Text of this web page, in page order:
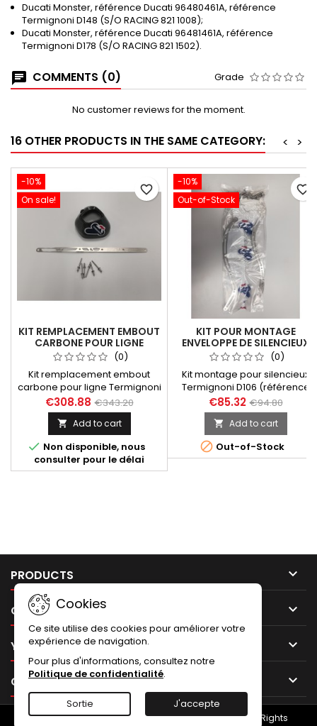
Ducati Monster, référence Ducati 96480461A, référence
Termignoni D148 (S/O RACING 821 1008);
Ducati Monster, référence Ducati 96481461A, référence
Termignoni D178 (S/O RACING 821 1502).
COMMENTS (0) Grade
No customer reviews for the moment.
16 OTHER PRODUCTS IN THE SAME CATEGORY: >
<
-10%
On sale!
KIT REMPLACEMENT EMBOUT
CARBONE POUR LIGNE
TERMIGNONI Y104090...
(0)
Kit remplacement embout
carbone pour ligne Termignoni
MT-07, XSR 700, Y104090CV,
Y104090CVB ou Y104090TV,
inclus embout carbone x1,
bande sous-rivet avec gravure
laser du code d'homologation
EEC x1, rivet borgne étanche
€308.88 €343.20
 Add to cart
 Non disponible, nous
consulter pour le délai
favorite_border
-10%
Out-of-Stock
KIT POUR MONTAGE
ENVELOPPE DE SILENCIEUX
TERMIGNONI D106 DUCATI
STREETFIGHTER 848 1098
(0)
Kit montage pour silencieux
Termignoni D106 (référence
Ducati 96454711B) pour
Ducati Streeftfighter 848 1098.
Inclus: 2x Bandes sous-rivets
avant &amp; arrière, 12x rivet
borgne inox, 1x sticker
€85.32 €94.80
 Add to cart
 Out-of-Stock
favorite_border
PRODUCTS 
OUR COMPANY 
YOUR ACCOUNT 
CONTACT 
Cookies
Ce site utilise des cookies pour améliorer votre
expérience de navigation.
Pour plus d'informations, consultez notre
Politique de confidentialité.
Sortie J'accepte
© Copyright 2026 NUMERO UNO - Termignoni.store. All Rights